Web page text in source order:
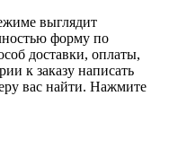
выглядит
форму по
доставки, оплаты,
к заказу написать
вас найти. Нажмите